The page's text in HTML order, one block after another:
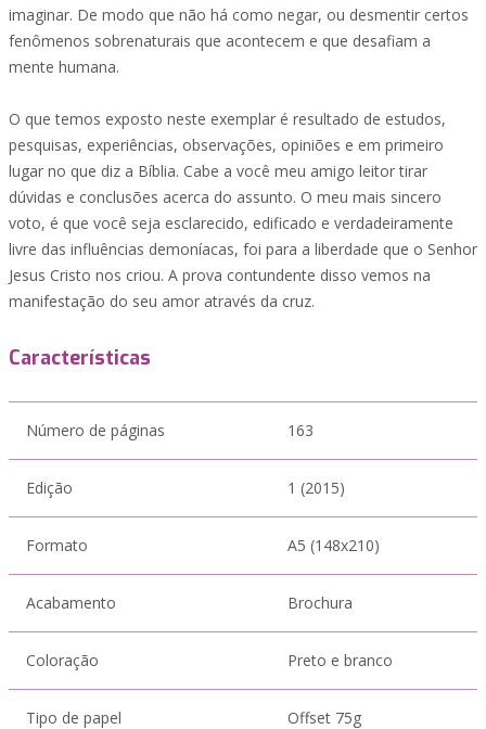
imaginar. De modo que não há como negar, ou desmentir certos
fenômenos sobrenaturais que acontecem e que desafiam a
mente humana.
O que temos exposto neste exemplar é resultado de estudos,
pesquisas, experiências, observações, opiniões e em primeiro
lugar no que diz a Bíblia. Cabe a você meu amigo leitor tirar
dúvidas e conclusões acerca do assunto. O meu mais sincero
voto, é que você seja esclarecido, edificado e verdadeiramente
livre das influências demoníacas, foi para a liberdade que o Senhor
Jesus Cristo nos criou. A prova contundente disso vemos na
manifestação do seu amor através da cruz.
Características
Número de páginas 163
Edição 1 (2015)
Formato A5 (148x210)
Acabamento Brochura
Coloração Preto e branco
Tipo de papel Offset 75g